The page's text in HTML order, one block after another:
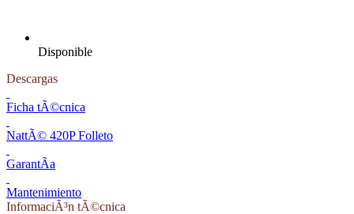
Disponible
Descargas
Ficha tÃ©cnica
NattÃ© 420P Folleto
GarantÃ­a
Mantenimiento
InformaciÃ³n tÃ©cnica